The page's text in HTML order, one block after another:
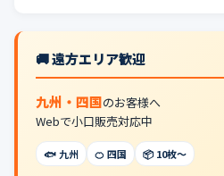
🚚 遠方エリア歓迎
九州・四国のお客様へ
Webで小口販売対応中
🐟 九州 🍊 四国 📦 10枚〜